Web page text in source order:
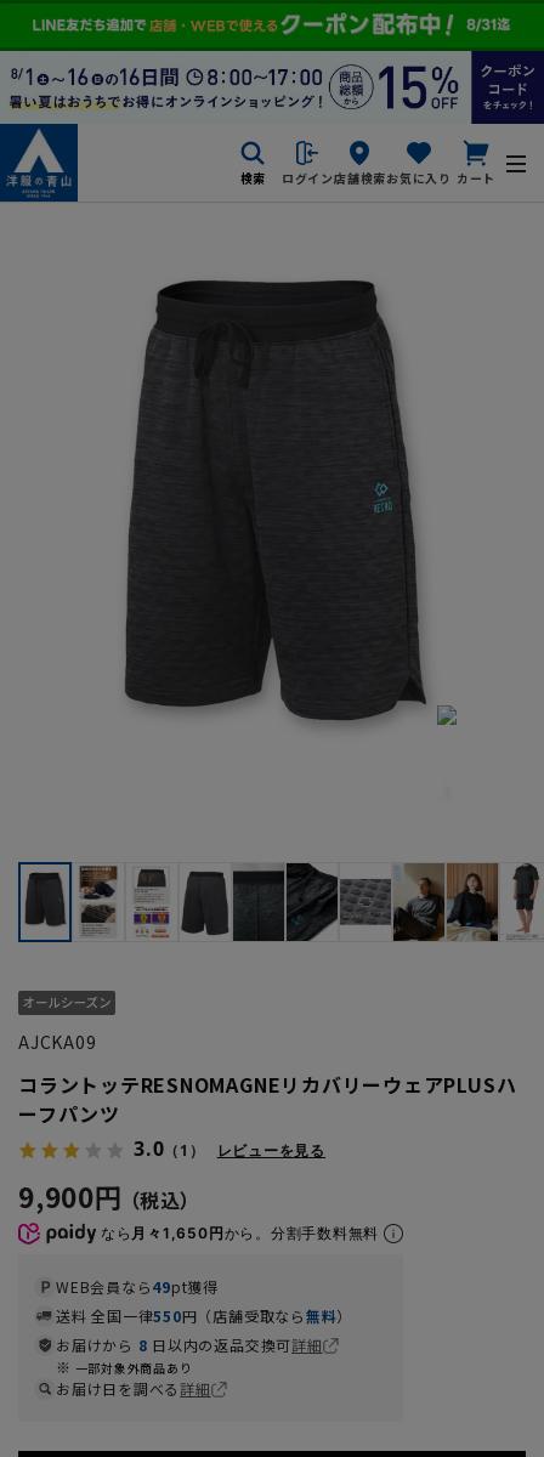
検索 ログイン店舗検索お気に入り カート
AJCKA09
コラントッテRESNOMAGNEリカバリーウェアPLUSハ
ーフパンツ
3.0 （1） レビューを見る
9,900円
なら 月々1,650円から。分割手数料無料
WEB会員なら49pt獲得
送料 全国一律550円（店舗受取なら無料）
お届けから 8 日以内の返品交換可詳細
一部対象外商品あり
お届け日を調べる詳細